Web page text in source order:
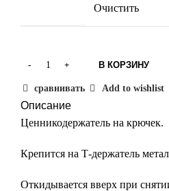
Очистить
В КОРЗИНУ
сравнивать Add to wishlist
Описание
Ценникодержатель на крючек.
Крепится на Т-держатель
Откидывается вверх при